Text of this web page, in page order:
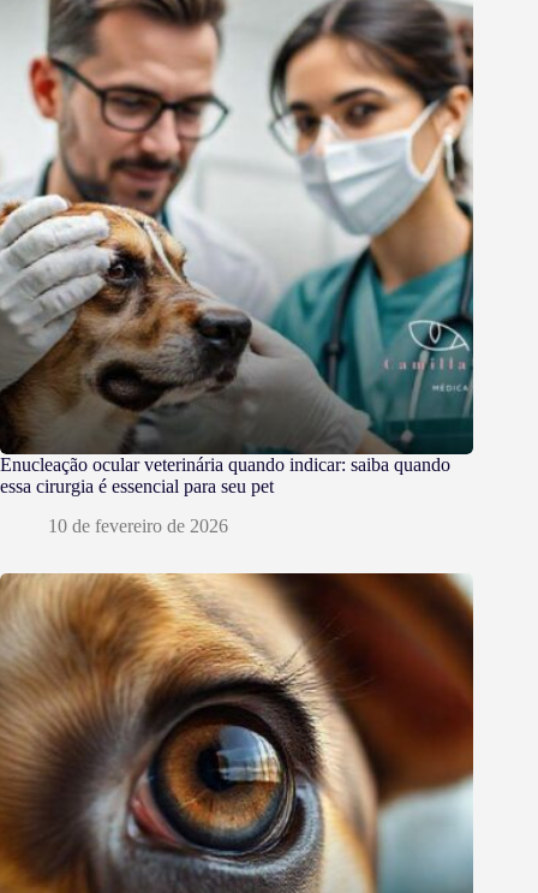
Enucleação ocular veterinária quando indicar: saiba quando
essa cirurgia é essencial para seu pet
10 de fevereiro de 2026